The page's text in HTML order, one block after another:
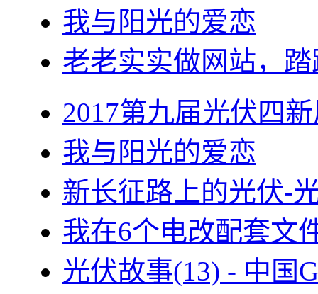
我与阳光的爱恋
老老实实做网站，
2017第九届光伏四
我与阳光的爱恋
新长征路上的光伏-
我在6个电改配套文
光伏故事(13) - 中国